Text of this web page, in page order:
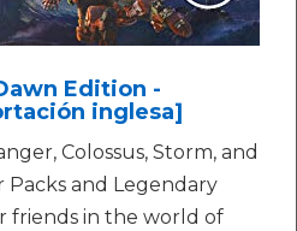
Edition -
inglesa]
Colossus, Storm, and
and Legendary
friends in the world of